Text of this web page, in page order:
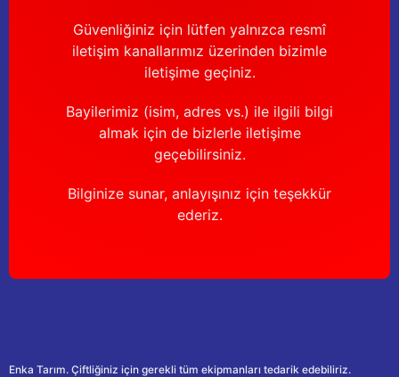
Güvenliğiniz için lütfen yalnızca resmî
iletişim kanallarımız üzerinden bizimle
iletişime geçiniz.
Bayilerimiz (isim, adres vs.) ile ilgili bilgi
almak için de bizlerle iletişime
geçebilirsiniz.
Bilginize sunar, anlayışınız için teşekkür
ederiz.
Enka Tarım. Çiftliğiniz için gerekli tüm ekipmanları tedarik edebiliriz.